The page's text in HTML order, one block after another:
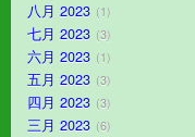
八月 2023 1
七月 2023 3
六月 2023 1
五月 2023 3
四月 2023 3
三月 2023 6